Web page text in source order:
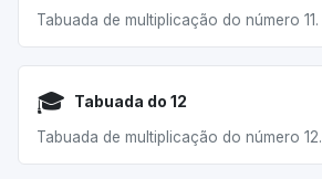
Tabuada de multiplicação do número 11.
🎓 Tabuada do 12
Tabuada de multiplicação do número 12.